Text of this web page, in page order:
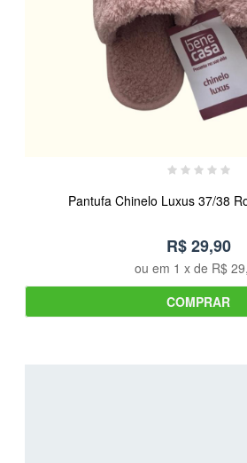
Pantufa Chinelo Luxus 37/38
R$ 29,90
ou em 1 x de R$
COMPRAR